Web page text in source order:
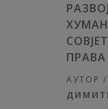
ПРАВА
АУТОР /